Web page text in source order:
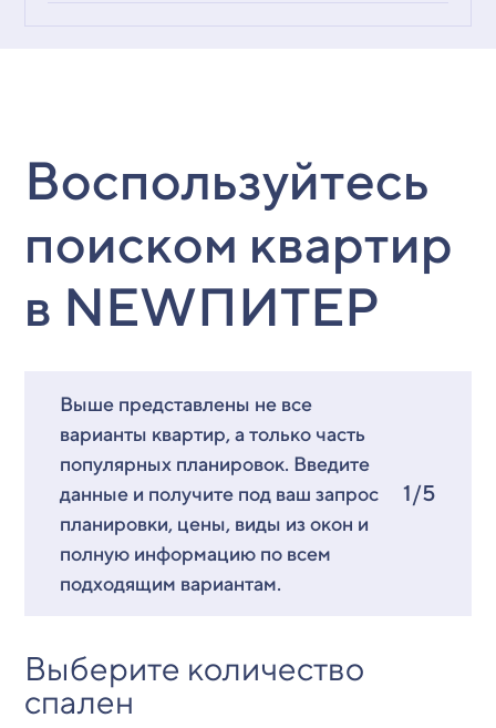
Воспользуйтесь
поиском квартир
в NEWПИТЕР
Выше представлены не все
варианты квартир, а только часть
популярных планировок. Введите
данные и получите под ваш запрос
планировки, цены, виды из окон и
полную информацию по всем
подходящим вариантам.
1/5
Выберите количество
спален